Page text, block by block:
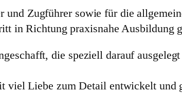
und Zugführer sowie für die
in Richtung praxisnahe Ausbildung
die speziell darauf
Liebe zum Detail entwickelt und